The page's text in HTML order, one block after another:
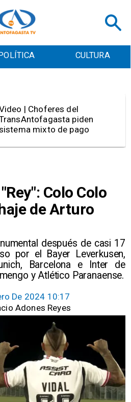
POLÍTICA CULTURA
Colo Colo
de Arturo
después de casi 17
por el Bayer Leverkusen,
Barcelona e Inter de
y Atlético Paranaense.
De 2024 10:17
Adones Reyes
| Choferes del
piden
mixto de pago